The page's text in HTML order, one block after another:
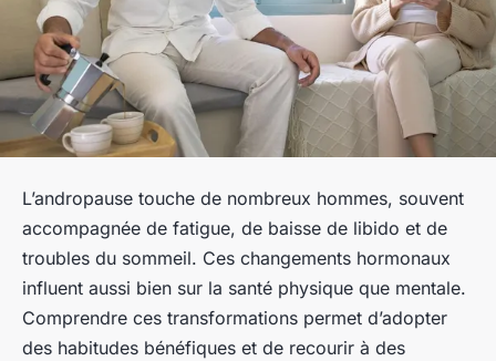
L’andropause touche de nombreux hommes, souvent
accompagnée de fatigue, de baisse de libido et de
troubles du sommeil. Ces changements hormonaux
influent aussi bien sur la santé physique que mentale.
Comprendre ces transformations permet d’adopter
des habitudes bénéfiques et de recourir à des